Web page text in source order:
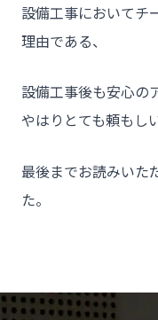
設備工事においてチ
理由である、
設備工事後も安心の
やはりとても頼もし
最後までお読みいた
た。